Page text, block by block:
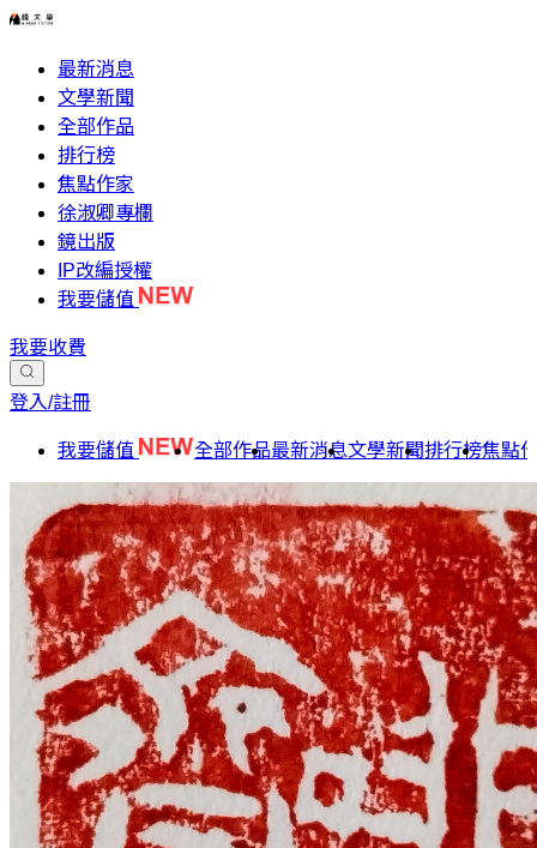
最新消息
文學新聞
全部作品
排行榜
焦點作家
徐淑卿專欄
鏡出版
IP改編授權
我要儲值
我要收費
登入/註冊
我要儲值 全部作品最新消息文學新聞排行榜焦點